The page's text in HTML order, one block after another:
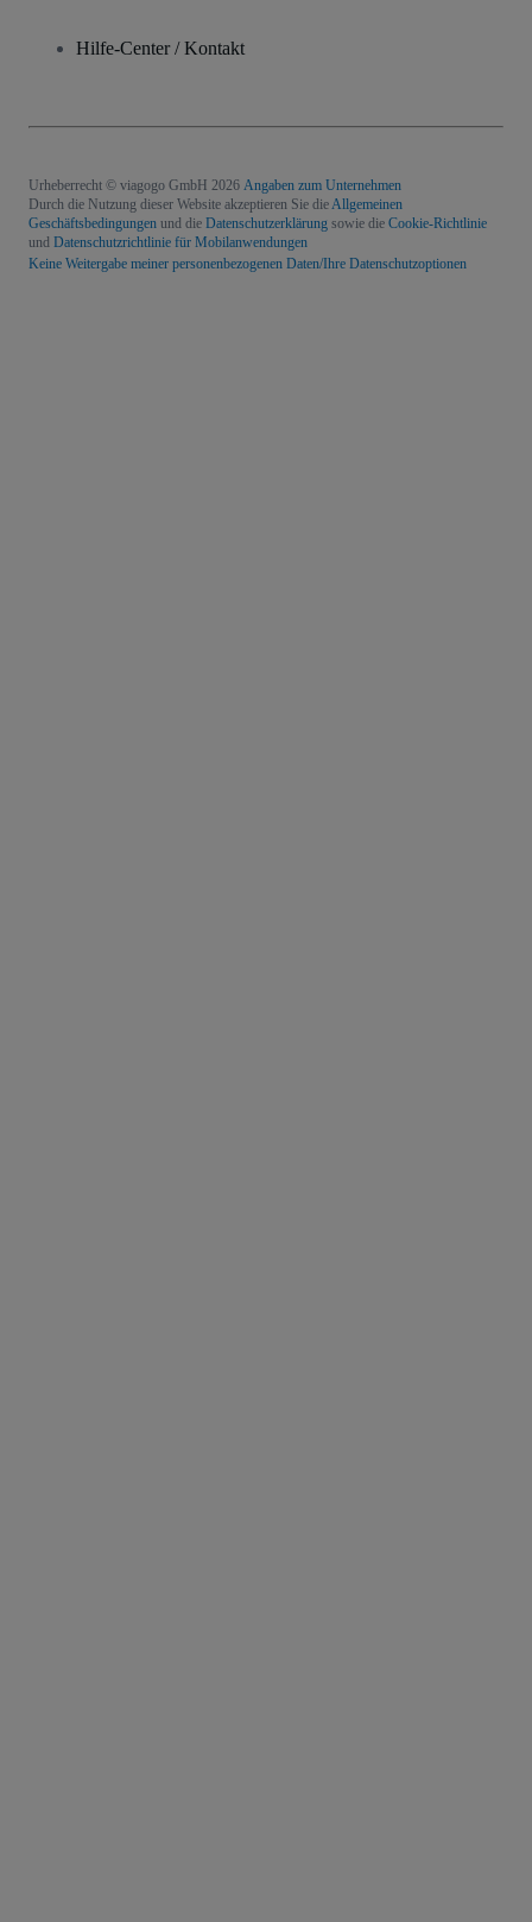
Hilfe-Center / Kontakt
Urheberrecht © viagogo GmbH 2026 Angaben zum Unternehmen
Durch die Nutzung dieser Website akzeptieren Sie dieAllgemeinen
Geschäftsbedingungen und die Datenschutzerklärung sowie die Cookie-Richtlinie
und Datenschutzrichtlinie für Mobilanwendungen
Keine Weitergabe meiner personenbezogenen Daten/Ihre Datenschutzoptionen